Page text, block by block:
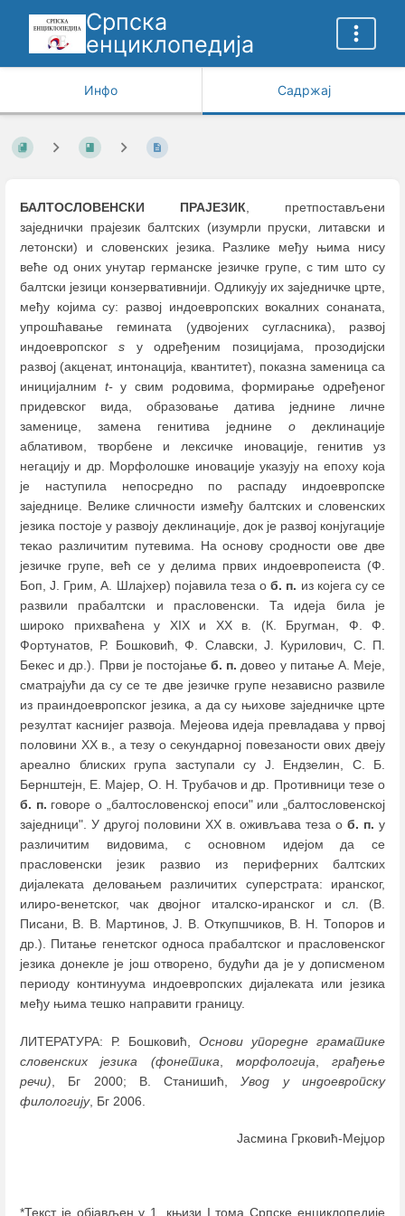
Српска
енциклопедија
Инфо Садржај
БАЛТОСЛОВЕНСКИ ПРАЈЕЗИК, претпостављени
заједнички прајезик балтских (изумрли пруски, литавски и
летонски) и словенских језика. Разлике међу њима нису
веће од оних унутар германске језичке групе, с тим што су
балтски језици конзервативнији. Одликују их заједничке црте,
међу којима су: развој индоевропских вокалних сонаната,
упрошћавање гемината (удвојених сугласника), развој
индоевропскогs у одређеним позицијама, прозодијски
развој (акценат, интонација, квантитет), показна заменица са
иницијалним t-у свим родовима, формирање одређеног
придевског вида, образовање датива једнине личне
заменице, замена генитива једнине о деклинације
аблативом, творбене и лексичке иновације, генитив уз
негацију и др. Морфолошке иновације указују на епоху која
је наступила непосредно по распаду индоевропске
заједнице. Велике сличности између балтских и словенских
језика постоје у развоју деклинације, док је развој конјугације
текао различитим путевима. На основу сродности ове две
језичке групе, већ се у делима првих индоевропеиста (Ф.
Боп, Ј. Грим, А. Шлајхер) појавила теза об. п. из којега су се
развили прабалтски и прасловенски. Та идеја била је
широко прихваћена у XIX и XX в. (К. Бругман, Ф. Ф.
Фортунатов, Р. Бошковић, Ф. Славски, Ј. Курилович, С. П.
Бекес и др.). Први је постојање б. п. довео у питање А. Меје,
сматрајући да су се те две језичке групе независно развиле
из праиндоевропског језика, а да су њихове заједничке црте
резултат каснијег развоја. Мејеова идеја превладава у првој
половини XX в., а тезу о секундарној повезаности ових двеју
ареално блиских група заступали су Ј. Ендзелин, С. Б.
Бернштејн, Е. Мајер, О. Н. Трубачов и др. Противници тезе о
б. п. говоре о „балтословенској епоси" или „балтословенској
заједници". У другој половини XX в. оживљава теза об. п. у
различитим видовима, с основном идејом да се
прасловенски језик развио из периферних балтских
дијалеката деловањем различитих суперстрата: иранског,
илиро-венетског, чак двојног италско-иранског и сл. (В.
Писани, В. В. Мартинов, Ј. В. Откупшчиков, В. Н. Топоров и
др.). Питање генетског односа прабалтског и прасловенског
језика донекле је још отворено, будући да је у дописменом
периоду континуума индоевропских дијалеката или језика
међу њима тешко направити границу.
ЛИТЕРАТУРА: Р. Бошковић, Основи упоредне граматике
словенских језика (фонетика
морфологија
грађење
речи) , Бг 2000; В. Станишић,Увод у индоевропску
филологију, Бг 2006.
Јасмина Грковић-Мејџор
*Текст је објављен у 1. књизи I тома Српске енциклопедије